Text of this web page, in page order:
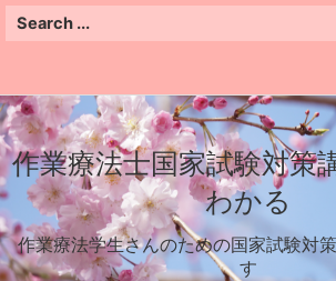
作業療法士国家試験対
わかる
作業療法学生さんのための国家試験対
す